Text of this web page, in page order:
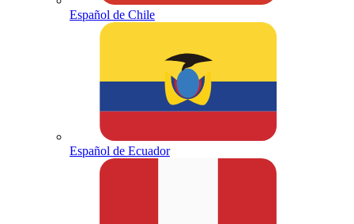
Español de Chile
Español de Ecuador